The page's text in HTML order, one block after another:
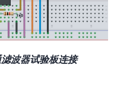
波器试验板连接